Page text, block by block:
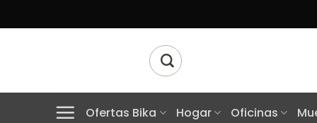
to
Buscar
Ofertas Bika Hogar Oficinas